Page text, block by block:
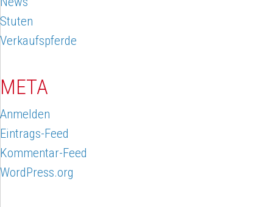
Stuten
Verkaufspferde
META
Anmelden
Eintrags-Feed
Kommentar-Feed
WordPress.org